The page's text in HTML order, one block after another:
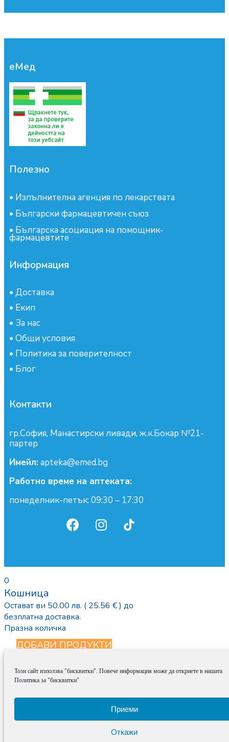
Този сайт използва "бисквитки". Повече информация може да откриете в нашата
Политика за "бисквитки"
Приеми
Откажи
еМед
Полезно
• Изпълнителна агенция по лекарствата
• Български фармацевтичен съюз
• Българска асоциация на помощник-
фармацевтите
Информация
• Доставка
• Екип
• За нас
• Общи условия
• Политика за поверителност
• Блог
Контакти
гр.София, Манастирски ливади, ж.к.Бокар №21-
партер
Имейл:apteka@emed.bg
Работно време на аптеката:
понеделник-петък: 09:30 – 17:30
0
Кошница
Остават ви 50.00 лв. ( 25.56 € ) до
безплатна доставка.
Празна количка
ДОБАВИ ПРОДУКТИ
Calculate Shipping
Въведи промо код